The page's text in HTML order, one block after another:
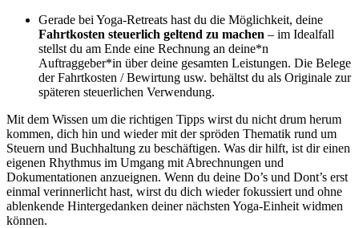
Gerade bei Yoga-Retreats hast du die Möglichkeit, deine
Fahrtkosten steuerlich geltend zu machen – im Idealfall
stellst du am Ende eine Rechnung an deine*n
Auftraggeber*in über deine gesamten Leistungen. Die Belege
der Fahrtkosten / Bewirtung usw. behältst du als Originale zur
späteren steuerlichen Verwendung.
Mit dem Wissen um die richtigen Tipps wirst du nicht drum herum
kommen, dich hin und wieder mit der spröden Thematik rund um
Steuern und Buchhaltung zu beschäftigen. Was dir hilft, ist dir einen
eigenen Rhythmus im Umgang mit Abrechnungen und
Dokumentationen anzueignen. Wenn du deine Do’s und Dont’s erst
einmal verinnerlicht hast, wirst du dich wieder fokussiert und ohne
ablenkende Hintergedanken deiner nächsten Yoga-Einheit widmen
können.